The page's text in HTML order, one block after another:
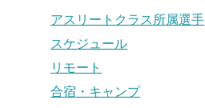
アスリートクラス所属選手
スケジュール
リモート
合宿・キャンプ